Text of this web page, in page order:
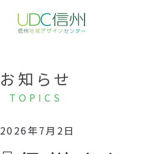
お知らせ
TOPICS
2026年7月2日